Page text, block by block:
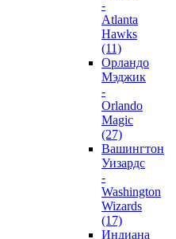
-
Atlanta
Hawks
(11)
Орландо
Мэджик
-
Orlando
Magic
(27)
Вашингтон
Уизардс
-
Washington
Wizards
(17)
Индиана